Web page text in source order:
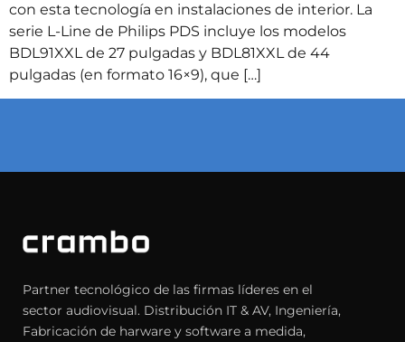
con esta tecnología en instalaciones de interior. La
serie L-Line de Philips PDS incluye los modelos
BDL91XXL de 27 pulgadas y BDL81XXL de 44
pulgadas (en formato 16×9), que […]
Partner tecnológico de las firmas líderes en el
sector audiovisual. Distribución IT & AV, Ingeniería,
Fabricación de harware y software a medida,